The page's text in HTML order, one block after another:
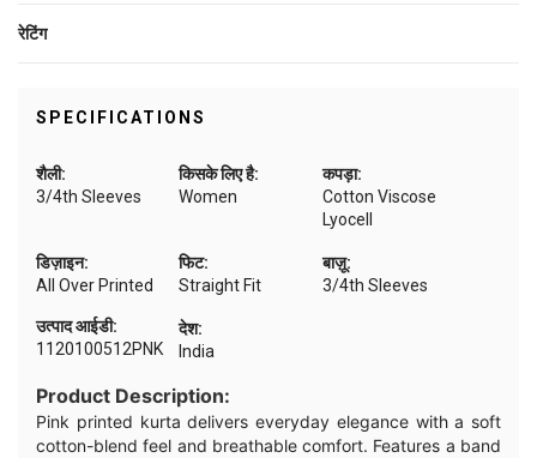
रेटिंग
SPECIFICATIONS
शैली:
3/4th Sleeves
किसके लिए है:
Women
कपड़ा:
Cotton Viscose
Lyocell
डिज़ाइन:
All Over Printed
फिट:
Straight Fit
बाज़ू:
3/4th Sleeves
देश:
India
उत्पाद आईडी:
1120100512PNK
Product Description:
Pink printed kurta delivers everyday elegance with a soft
cotton-blend feel and breathable comfort. Features a band